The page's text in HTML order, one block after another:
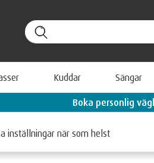
Kuddar Sängar
Boka personlig
inställningar när som helst